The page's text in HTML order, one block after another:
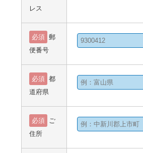
レス
必須 郵
便番号
必須 都
道府県
必須
ご
住所